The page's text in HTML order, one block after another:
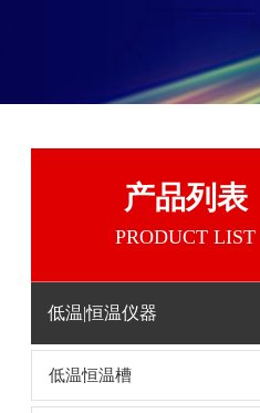
产品列表
PRODUCT LIST
低温|恒温仪器
低温恒温槽